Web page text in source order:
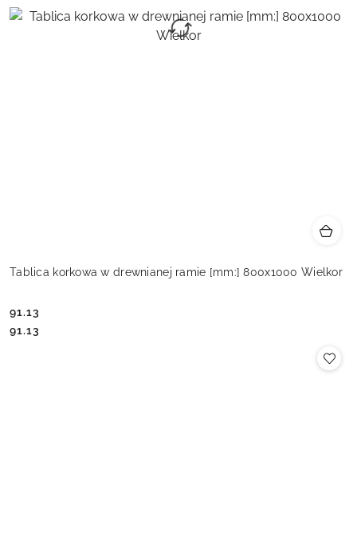
Tablica korkowa w drewnianej ramie [mm:] 800x1000 Wielkor
Cena:
91.13
Cena:
91.13